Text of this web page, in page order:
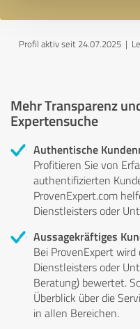
Profil aktiv seit 24.07.2025 |
Mehr Transparenz
Expertensuche
Authentische
Profitieren Sie von
authentifizierten
ProvenExpert.com
Dienstleisters oder
Aussagekräftiges
Bei ProvenExpert
Dienstleisters oder
Beratung) bewertet.
Überblick über die
in allen Bereichen.